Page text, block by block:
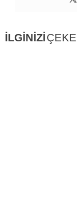
İLGİNİZİ